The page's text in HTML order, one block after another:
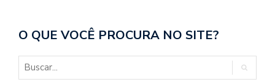
O QUE VOCÊ PROCURA NO SITE?